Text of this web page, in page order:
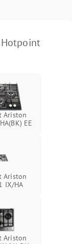
Ariston
EE
Ariston
IX/HA
Ariston